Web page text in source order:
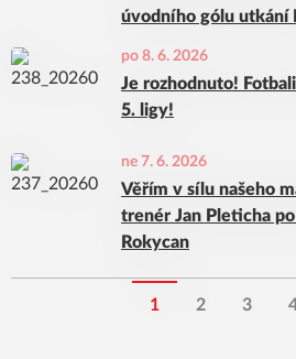
úvodního gólu utkání
po 8. 6. 2026
Je rozhodnuto!
5. ligy!
ne 7. 6. 2026
Věřím v sílu našeho
trenér Jan Pleticha
Rokycan
1 2 3